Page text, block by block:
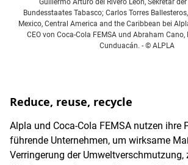
Bundesstaates Tabasco; Carlos Torres
Mexico, Central America and the Caribbean bei
CEO von Coca-Cola FEMSA und Abraham Cano,
Cunduacán. - © ALPLA
Reduce, reuse, recycle
Alpla und Coca-Cola FEMSA nutzen ihre
führende Unternehmen, um wirksame
Verringerung der Umweltverschmutzung,